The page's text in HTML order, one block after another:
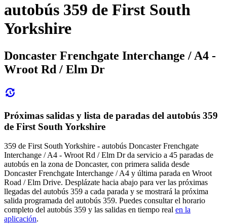
autobús 359 de First South
Yorkshire
Doncaster Frenchgate Interchange / A4 -
Wroot Rd / Elm Dr
Próximas salidas y lista de paradas del autobús 359
de First South Yorkshire
359 de First South Yorkshire - autobús Doncaster Frenchgate
Interchange / A4 - Wroot Rd / Elm Dr da servicio a 45 paradas de
autobús en la zona de Doncaster, con primera salida desde
Doncaster Frenchgate Interchange / A4 y última parada en Wroot
Road / Elm Drive. Desplázate hacia abajo para ver las próximas
llegadas del autobús 359 a cada parada y se mostrará la próxima
salida programada del autobús 359. Puedes consultar el horario
completo del autobús 359 y las salidas en tiempo real en la
aplicación.